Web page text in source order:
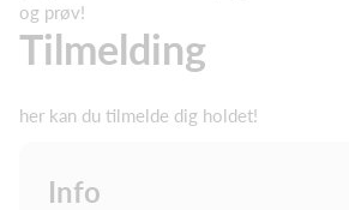
og prøv!
Tilmelding
her kan du tilmelde dig holdet!
Info